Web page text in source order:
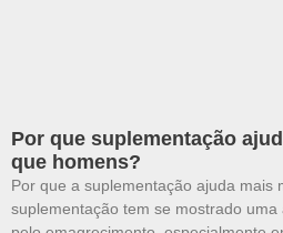
Por que suplementação
que homens?
Por que a suplementação ajuda mais
suplementação tem se mostrado